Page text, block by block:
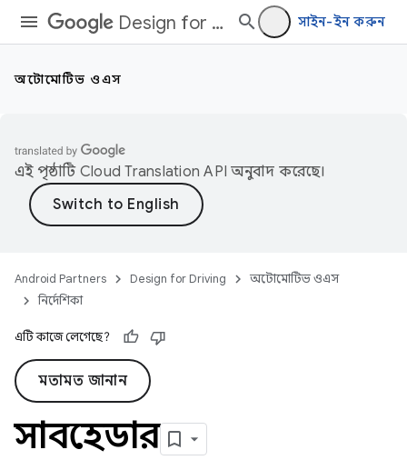
Design for Driving সাইন-ইন করুন
অটোমোটিভ ওএস
এই পৃষ্ঠাটি Cloud Translation API অনুবাদ করেছে।
Android Partners Design for Driving
অটোমোটিভ ওএস
নির্দেশিকা
এটি কাজে লেগেছে?
মতামত জানান
সাবহেডার